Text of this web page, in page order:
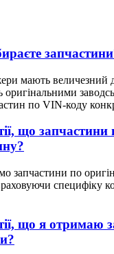
мають величезний
оригінальними
по VIN-коду
що запчастини
запчастини по
специфіку
що я отримаю